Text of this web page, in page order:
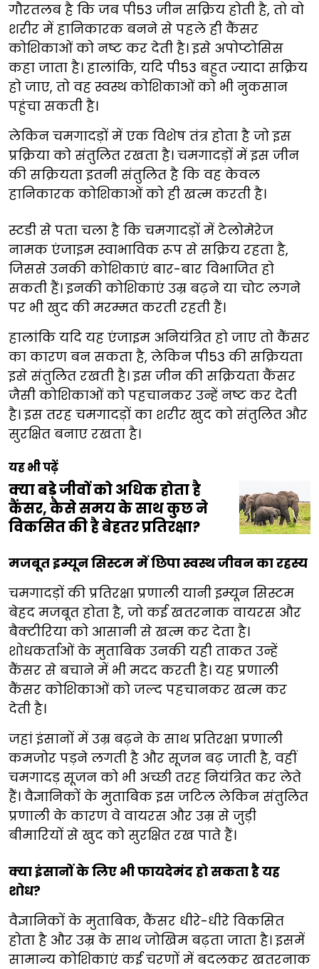
गौरतलब है कि जब पी53 जीन सक्रिय होती है, तो वो
शरीर में हानिकारक बनने से पहले ही कैंसर
कोशिकाओं को नष्ट कर देती है। इसे अपोप्टोसिस
कहा जाता है। हालांकि, यदि पी53 बहुत ज्यादा सक्रिय
हो जाए, तो वह स्वस्थ कोशिकाओं को भी नुकसान
पहुंचा सकती है।
लेकिन चमगादड़ों में एक विशेष तंत्र होता है जो इस
प्रक्रिया को संतुलित रखता है। चमगादड़ों में इस जीन
की सक्रियता इतनी संतुलित है कि वह केवल
हानिकारक कोशिकाओं को ही खत्म करती है।
स्टडी से पता चला है कि चमगादड़ों में टेलोमेरेज
नामक एंजाइम स्वाभाविक रूप से सक्रिय रहता है,
जिससे उनकी कोशिकाएं बार-बार विभाजित हो
सकती हैं। इनकी कोशिकाएं उम्र बढ़ने या चोट लगने
पर भी खुद की मरम्मत करती रहती हैं।
हालांकि यदि यह एंजाइम अनियंत्रित हो जाए तो कैंसर
का कारण बन सकता है, लेकिन पी53 की सक्रियता
इसे संतुलित रखती है। इस जीन की सक्रियता कैंसर
जैसी कोशिकाओं को पहचानकर उन्हें नष्ट कर देती
है। इस तरह चमगादड़ों का शरीर खुद को संतुलित और
सुरक्षित बनाए रखता है।
यह भी पढ़ें
क्या बड़े जीवों को अधिक होता है
कैंसर, कैसे समय के साथ कुछ ने
विकसित की है बेहतर प्रतिरक्षा?
मजबूत इम्यून सिस्टम में छिपा स्वस्थ जीवन का रहस्य
चमगादड़ों की प्रतिरक्षा प्रणाली यानी इम्यून सिस्टम
बेहद मजबूत होता है, जो कई खतरनाक वायरस और
बैक्टीरिया को आसानी से खत्म कर देता है।
शोधकर्ताओं के मुताबिक उनकी यही ताकत उन्हें
कैंसर से बचाने में भी मदद करती है। यह प्रणाली
कैंसर कोशिकाओं को जल्द पहचानकर खत्म कर
देती है।
जहां इंसानों में उम्र बढ़ने के साथ प्रतिरक्षा प्रणाली
कमजोर पड़ने लगती है और सूजन बढ़ जाती है, वहीं
चमगादड़ सूजन को भी अच्छी तरह नियंत्रित कर लेते
हैं। वैज्ञानिकों के मुताबिक इस जटिल लेकिन संतुलित
प्रणाली के कारण वे वायरस और उम्र से जुड़ी
बीमारियों से खुद को सुरक्षित रख पाते हैं।
क्या इंसानों के लिए भी फायदेमंद हो सकता है यह
शोध?
वैज्ञानिकों के मुताबिक, कैंसर धीरे-धीरे विकसित
होता है और उम्र के साथ जोखिम बढ़ता जाता है। इसमें
सामान्य कोशिकाएं कई चरणों में बदलकर खतरनाक